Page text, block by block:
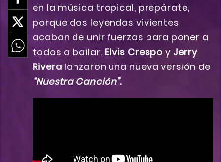
en la música tropical, prepárate,
porque dos leyendas vivientes
acaban de unir fuerzas para poner a
todos a bailar. Elvis Crespo y Jerry
Rivera lanzaron una nueva versión de
“Nuestra Canción”.